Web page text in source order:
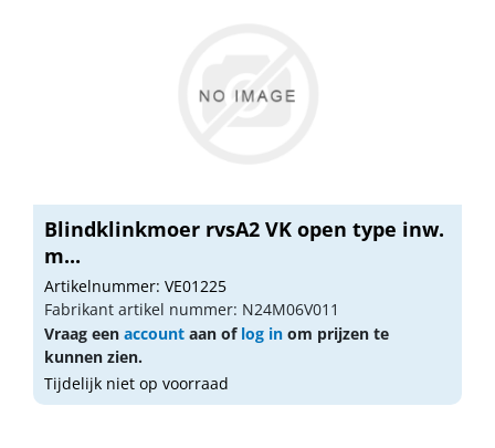
Blindklinkmoer rvsA2 VK open type inw.
m...
Artikelnummer: VE01225
Fabrikant artikel nummer: N24M06V011
Vraag een account aan of log in om prijzen te
kunnen zien.
Tijdelijk niet op voorraad